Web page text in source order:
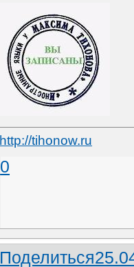
http://tihonow.ru
0
Поделиться